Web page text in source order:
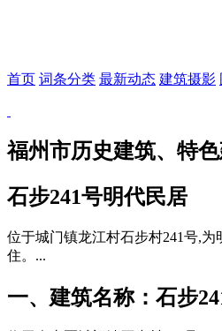
首页 词条分类 最新动态 建筑摄影
福州市历史建筑、特
石步241号明代民居
位于城门镇龙江村石步村241号,
住。...
一、建筑名称：石步